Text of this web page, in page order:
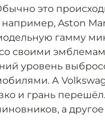
это
Aston
гамму
со своими
уровень
А
и грань
а